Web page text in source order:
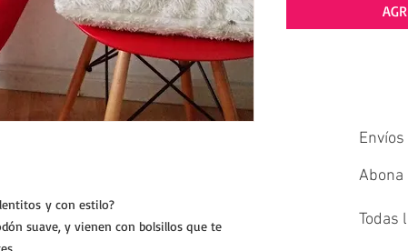
y con estilo?
suave, y vienen con bolsillos que te
Abona
Todas